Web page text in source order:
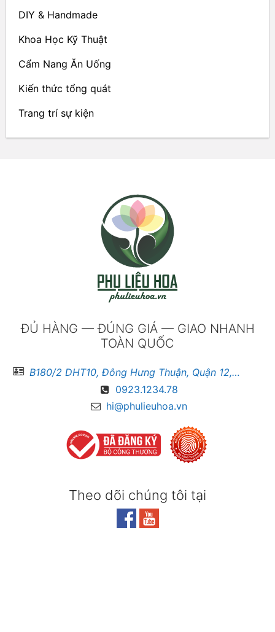
DIY & Handmade
Khoa Học Kỹ Thuật
Cẩm Nang Ăn Uống
Kiến thức tổng quát
Trang trí sự kiện
ĐỦ HÀNG — ĐÚNG GIÁ — GIAO NHANH
TOÀN QUỐC
B180/2 DHT10, Đông Hưng Thuận, Quận 12, Hồ Chí Minh
0923.1234.78
hi@phulieuhoa.vn
Theo dõi chúng tôi tại